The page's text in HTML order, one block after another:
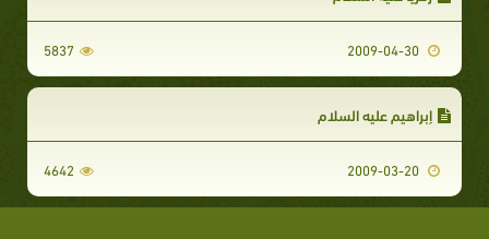
5837
إبراهيم عليه السلام
4642